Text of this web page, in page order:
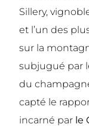
Sillery,
et l’un des
sur la
subjugué par
du
capté le
incarné par le